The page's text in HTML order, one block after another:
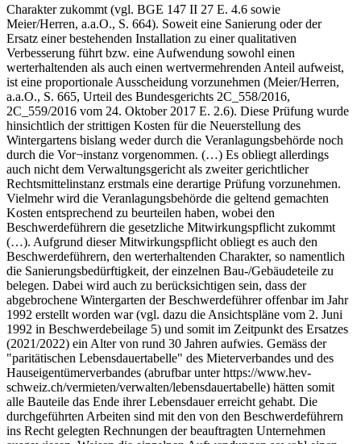
Charakter zukommt (vgl. BGE 147 II 27 E. 4.6 sowie
Meier/Herren, a.a.O., S. 664). Soweit eine Sanierung oder der
Ersatz einer bestehenden Installation zu einer qualitativen
Verbesserung führt bzw. eine Aufwendung sowohl einen
werterhaltenden als auch einen wertvermehrenden Anteil aufweist,
ist eine proportionale Ausscheidung vorzunehmen (Meier/Herren,
a.a.O., S. 665, Urteil des Bundesgerichts 2C_558/2016,
2C_559/2016 vom 24. Oktober 2017 E. 2.6). Diese Prüfung wurde
hinsichtlich der strittigen Kosten für die Neuerstellung des
Wintergartens bislang weder durch die Veranlagungsbehörde noch
durch die Vor¬instanz vorgenommen. (…) Es obliegt allerdings
auch nicht dem Verwaltungsgericht als zweiter gerichtlicher
Rechtsmittelinstanz erstmals eine derartige Prüfung vorzunehmen.
Vielmehr wird die Veranlagungsbehörde die geltend gemachten
Kosten entsprechend zu beurteilen haben, wobei den
Beschwerdeführern die gesetzliche Mitwirkungspflicht zukommt
(…). Aufgrund dieser Mitwirkungspflicht obliegt es auch den
Beschwerdeführern, den werterhaltenden Charakter, so namentlich
die Sanierungsbedürftigkeit, der einzelnen Bau-/Gebäudeteile zu
belegen. Dabei wird auch zu berücksichtigen sein, dass der
abgebrochene Wintergarten der Beschwerdeführer offenbar im Jahr
1992 erstellt worden war (vgl. dazu die Ansichtspläne vom 2. Juni
1992 in Beschwerdebeilage 5) und somit im Zeitpunkt des Ersatzes
(2021/2022) ein Alter von rund 30 Jahren aufwies. Gemäss der
"paritätischen Lebensdauertabelle" des Mieterverbandes und des
Hauseigentümerverbandes (abrufbar unter https://www.hev-
schweiz.ch/vermieten/verwalten/lebensdauertabelle) hätten somit
alle Bauteile das Ende ihrer Lebensdauer erreicht gehabt. Die
durchgeführten Arbeiten sind mit den von den Beschwerdeführern
ins Recht gelegten Rechnungen der beauftragten Unternehmen